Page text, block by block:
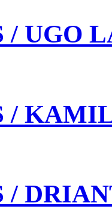
/ UGO
/
/